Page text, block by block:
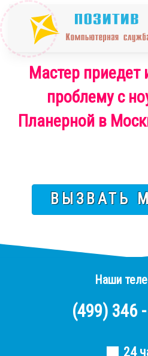
Мастер
проблему с
Планерной в
ВЫЗВАТЬ
Наши
(499) 346
24